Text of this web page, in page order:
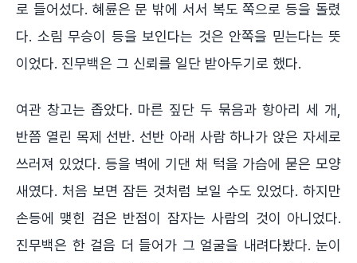
로 들어섰다. 혜륜은 문 밖에 서서 복도 쪽으로 등을 돌렸
다. 소림 무승이 등을 보인다는 것은 안쪽을 믿는다는 뜻
이었다. 진무백은 그 신뢰를 일단 받아두기로 했다.
여관 창고는 좁았다. 마른 짚단 두 묶음과 항아리 세 개,
반쯤 열린 목제 선반. 선반 아래 사람 하나가 앉은 자세로
쓰러져 있었다. 등을 벽에 기댄 채 턱을 가슴에 묻은 모양
새였다. 처음 보면 잠든 것처럼 보일 수도 있었다. 하지만
손등에 맺힌 검은 반점이 잠자는 사람의 것이 아니었다.
진무백은 한 걸음 더 들어가 그 얼굴을 내려다봤다. 눈이